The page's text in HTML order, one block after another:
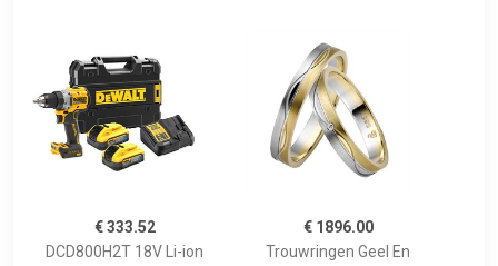
€ 333.52
DCD800H2T 18V Li-ion
€ 1896.00
Trouwringen Geel En